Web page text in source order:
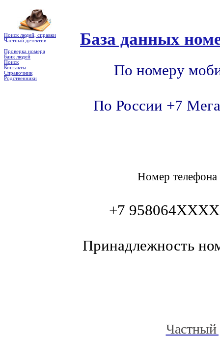
Поиск людей, справки
Частный детектив
Проверка номера
Банк людей
Поиск
Контакты
Справочник
Родственники
База данных
По номеру
По России +7
Номер
+7 958064XXXX
Принадлежность
Частный